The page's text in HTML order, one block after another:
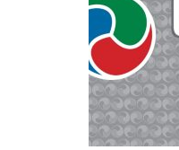
Helado
Artesanal